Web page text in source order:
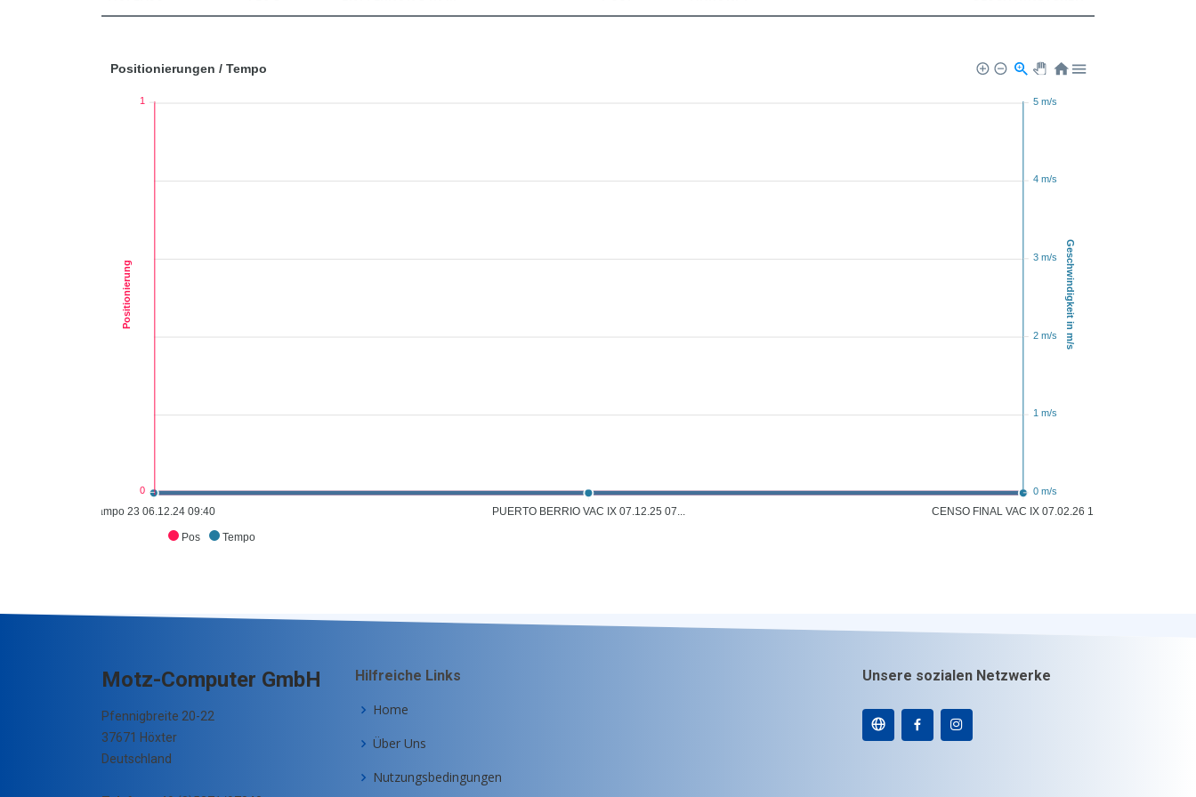
Pos Tempo
campo 23 06.12.24 09:40 PUERTO BERRIO VAC IX 07.12.25 07... CENSO FINAL VAC IX 07.02.26 11:00
Positionierungen / Tempo
1
0
Positionierung
5 m/s
4 m/s
3 m/s
2 m/s
1 m/s
0 m/s
Geschwindigkeit in m/s
Motz-Computer GmbH
Pfennigbreite 20-22
37671 Höxter
Deutschland
Hilfreiche Links
Home
Über Uns
Nutzungsbedingungen
Unsere sozialen Netzwerke